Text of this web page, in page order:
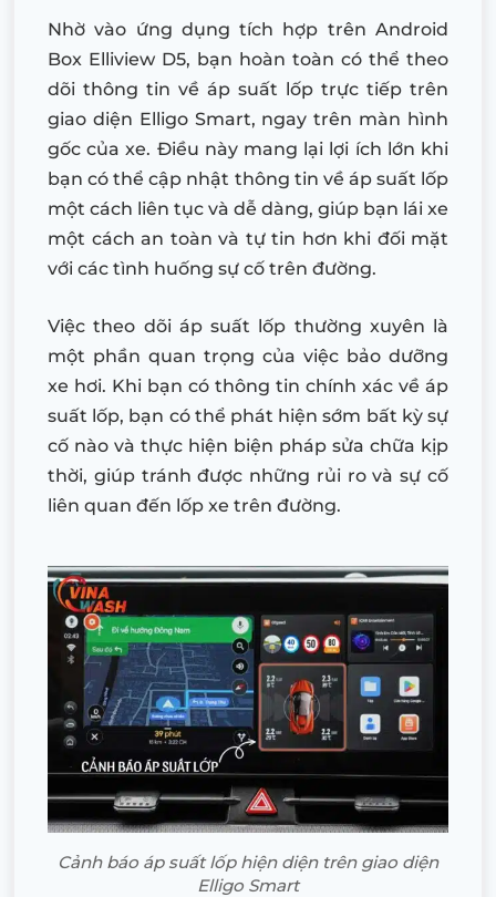
Nhờ vào ứng dụng tích hợp trên Android
Box Elliview D5, bạn hoàn toàn có thể theo
dõi thông tin về áp suất lốp trực tiếp trên
giao diện Elligo Smart, ngay trên màn hình
gốc của xe. Điều này mang lại lợi ích lớn khi
bạn có thể cập nhật thông tin về áp suất lốp
một cách liên tục và dễ dàng, giúp bạn lái xe
một cách an toàn và tự tin hơn khi đối mặt
với các tình huống sự cố trên đường.
Việc theo dõi áp suất lốp thường xuyên là
một phần quan trọng của việc bảo dưỡng
xe hơi. Khi bạn có thông tin chính xác về áp
suất lốp, bạn có thể phát hiện sớm bất kỳ sự
cố nào và thực hiện biện pháp sửa chữa kịp
thời, giúp tránh được những rủi ro và sự cố
liên quan đến lốp xe trên đường.
Cảnh báo áp suất lốp hiện diện trên giao diện
Elligo Smart